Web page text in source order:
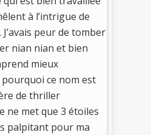
à l’intrigue de
peur de tomber
nian nian et bien
mieux
ce nom est
de thriller
ne met que 3 étoiles
palpitant pour ma